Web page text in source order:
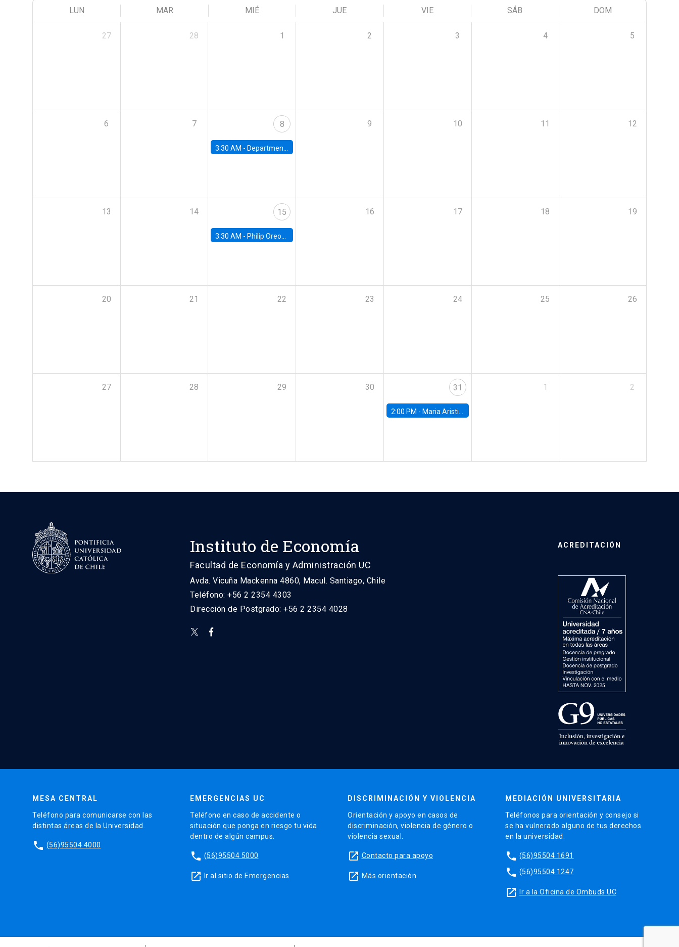
LUN MAR MIÉ JUE VIE SÁB DOM
27 28 1 2 3 4 5
6 7 8
3:30 AM - Department Seminar: James Robinson
9 10 11 12
13 14 15
3:30 AM - Philip Oreopolous, University of Toronto
16 17 18 19
20 21 22 23 24 25 26
27 28 29 30 31
2:00 PM - Maria Aristizabal-Ramirez, FED Board
1 2
Instituto de Economía
Facultad de Economía y Administración UC
Avda. Vicuña Mackenna 4860, Macul. Santiago, Chile
Teléfono: +56 2 2354 4303
Dirección de Postgrado: +56 2 2354 4028
ACREDITACIÓN
MESA CENTRAL
Teléfono para comunicarse con las
distintas áreas de la Universidad.
phone (56)95504 4000
EMERGENCIAS UC
Teléfono en caso de accidente o
situación que ponga en riesgo tu vida
dentro de algún campus.
phone (56)95504 5000
launch Ir al sitio de Emergencias
DISCRIMINACIÓN Y VIOLENCIA
Orientación y apoyo en casos de
discriminación, violencia de género o
violencia sexual.
launch Contacto para apoyo
launch Más orientación
MEDIACIÓN UNIVERSITARIA
Teléfonos para orientación y consejo si
se ha vulnerado alguno de tus derechos
en la universidad.
phone (56)95504 1691
phone (56)95504 1247
launch Ir a la Oficina de Ombuds UC